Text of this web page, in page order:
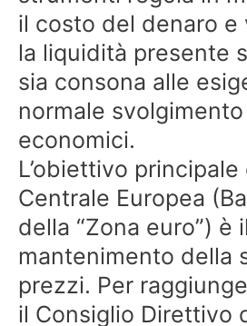
il costo del denaro e
la liquidità presente
sia consona alle
normale
economici.
L’obiettivo
Centrale Europea
della “Zona euro”) è il
mantenimento della
prezzi. Per
il Consiglio Direttivo